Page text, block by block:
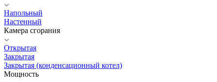
Напольный
Настенный
Камера сгорания
Открытая
Закрытая
Закрытая (конденсационный котел)
Мощность